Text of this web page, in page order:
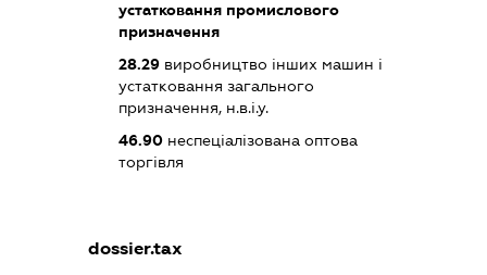
устатковання промислового
призначення
28.29 виробництво інших машин і
устатковання загального
призначення, н.в.і.у.
46.90 неспеціалізована оптова
торгівля
dossier.tax